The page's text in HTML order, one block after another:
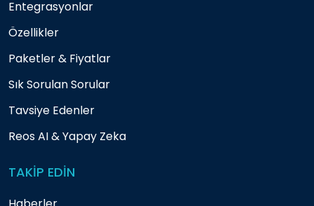
Entegrasyonlar
Özellikler
Paketler & Fiyatlar
Sık Sorulan Sorular
Tavsiye Edenler
Reos AI & Yapay Zeka
TAKİP EDİN